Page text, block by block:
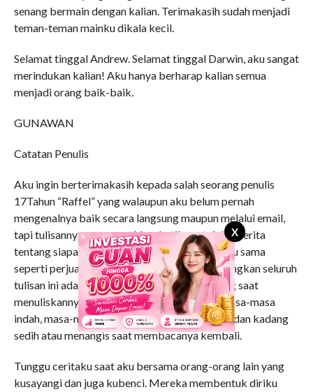
X
senang bermain dengan kalian. Terimakasih sudah menjadi
teman-teman mainku dikala kecil.
Selamat tinggal Andrew. Selamat tinggal Darwin, aku sangat
merindukan kalian! Aku hanya berharap kalian semua
menjadi orang baik-baik.
GUNAWAN
Catatan Penulis
Aku ingin berterimakasih kepada salah seorang penulis
17Tahun “Raffel” yang walaupun aku belum pernah
mengenalnya baik secara langsung maupun melalui email,
tapi tulisannya menggerakkan hatiku untuk bercerita
tentang siapa diriku sebenarnya. Perjuanganmu sama
seperti perjuanganku! Get the best for u. Sedangkan seluruh
tulisan ini adalah buku harianku selama ini yang saat
menuliskannya kembali seperti mengenang masa-masa
indah, masa-masa menyesakkan dan tertekan, dan kadang
sedih atau menangis saat membacanya kembali.
Tunggu ceritaku saat aku bersama orang-orang lain yang
kusayangi dan juga kubenci. Mereka membentuk diriku